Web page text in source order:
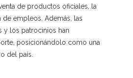
de productos oficiales, la
empleos. Además, las
y los patrocinios han
posicionándolo como una
del país.